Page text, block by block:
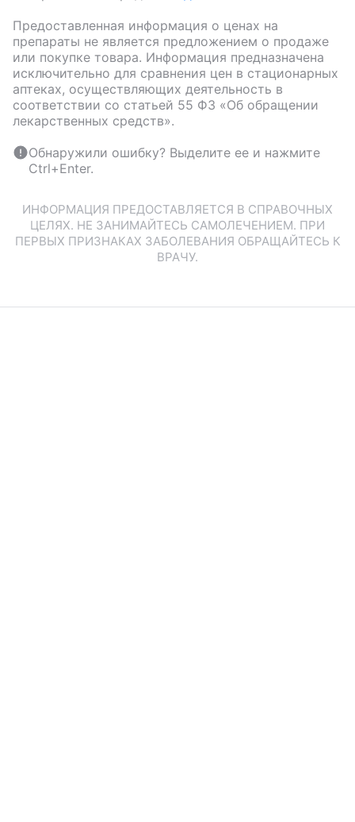
Предоставленная информация о ценах на
препараты не является предложением о продаже
или покупке товара. Информация предназначена
исключительно для сравнения цен в стационарных
аптеках, осуществляющих деятельность в
соответствии со статьей 55 ФЗ «Об обращении
лекарственных средств».
Обнаружили ошибку? Выделите ее и нажмите
Ctrl+Enter.
ИНФОРМАЦИЯ ПРЕДОСТАВЛЯЕТСЯ В СПРАВОЧНЫХ
ЦЕЛЯХ. НЕ ЗАНИМАЙТЕСЬ САМОЛЕЧЕНИЕМ. ПРИ
ПЕРВЫХ ПРИЗНАКАХ ЗАБОЛЕВАНИЯ ОБРАЩАЙТЕСЬ К
ВРАЧУ.